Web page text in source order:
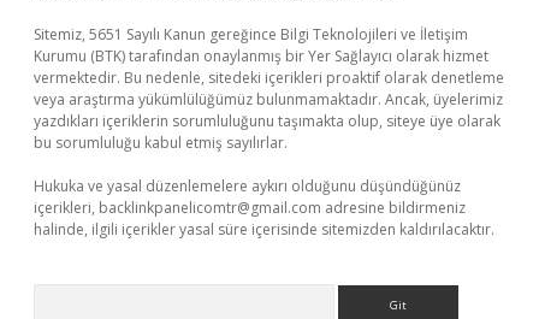
Sitemiz, 5651 Sayılı Kanun gereğince Bilgi Teknolojileri ve İletişim
Kurumu (BTK) tarafından onaylanmış bir Yer Sağlayıcı olarak hizmet
vermektedir. Bu nedenle, sitedeki içerikleri proaktif olarak denetleme
veya araştırma yükümlülüğümüz bulunmamaktadır. Ancak, üyelerimiz
yazdıkları içeriklerin sorumluluğunu taşımakta olup, siteye üye olarak
bu sorumluluğu kabul etmiş sayılırlar.
Hukuka ve yasal düzenlemelere aykırı olduğunu düşündüğünüz
içerikleri, backlinkpanelicomtr@gmail.com adresine bildirmeniz
halinde, ilgili içerikler yasal süre içerisinde sitemizden kaldırılacaktır.